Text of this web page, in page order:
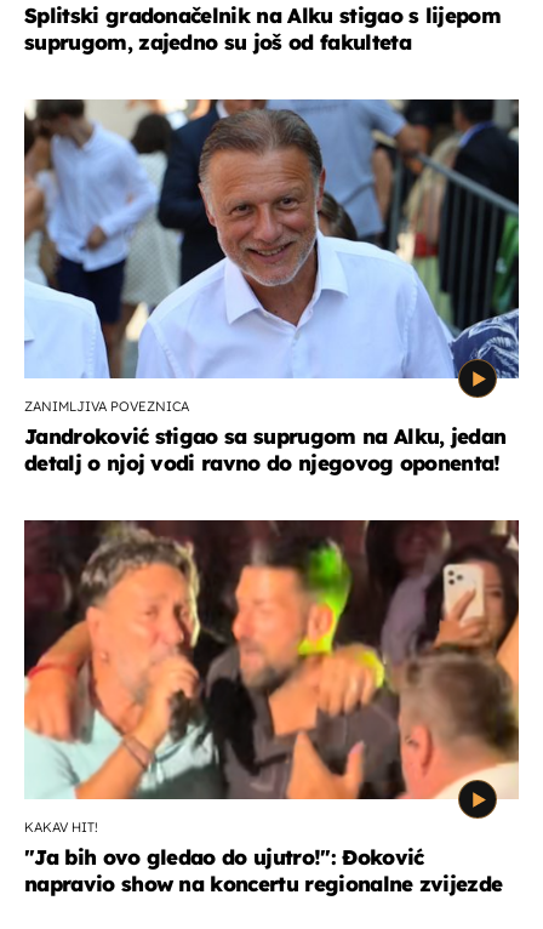
Splitski gradonačelnik na Alku stigao s lijepom
suprugom, zajedno su još od fakulteta
ZANIMLJIVA POVEZNICA
Jandroković stigao sa suprugom na Alku, jedan
detalj o njoj vodi ravno do njegovog oponenta!
KAKAV HIT!
"Ja bih ovo gledao do ujutro!": Đoković
napravio show na koncertu regionalne zvijezde